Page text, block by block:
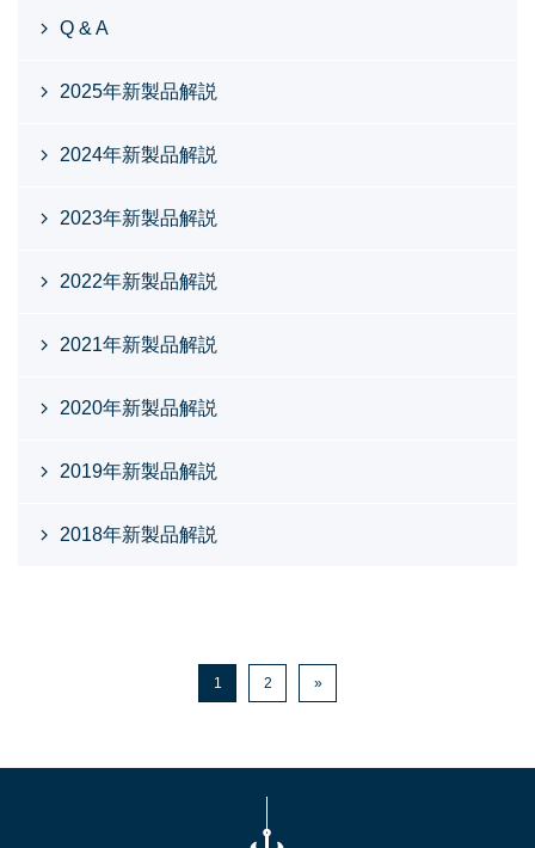
Q & A
2025年新製品解説
2024年新製品解説
2023年新製品解説
2022年新製品解説
2021年新製品解説
2020年新製品解説
2019年新製品解説
2018年新製品解説
1 2 »